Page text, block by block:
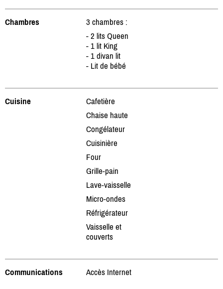
Chambres
3 chambres :
- 2 lits Queen
- 1 lit King
- 1 divan lit
- Lit de bébé
Cuisine
Cafetière
Chaise haute
Congélateur
Cuisinière
Four
Grille-pain
Lave-vaisselle
Micro-ondes
Réfrigérateur
Vaisselle et
couverts
Communications Accès Internet